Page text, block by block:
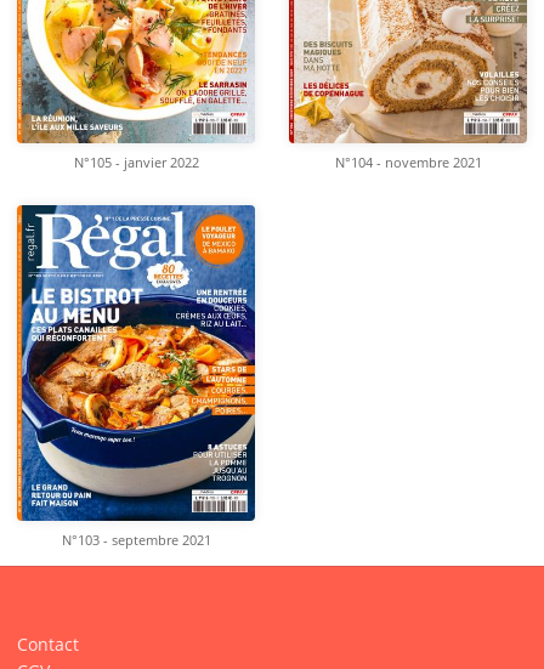
N°105 - janvier 2022 N°104 - novembre 2021
N°103 - septembre 2021
Contact